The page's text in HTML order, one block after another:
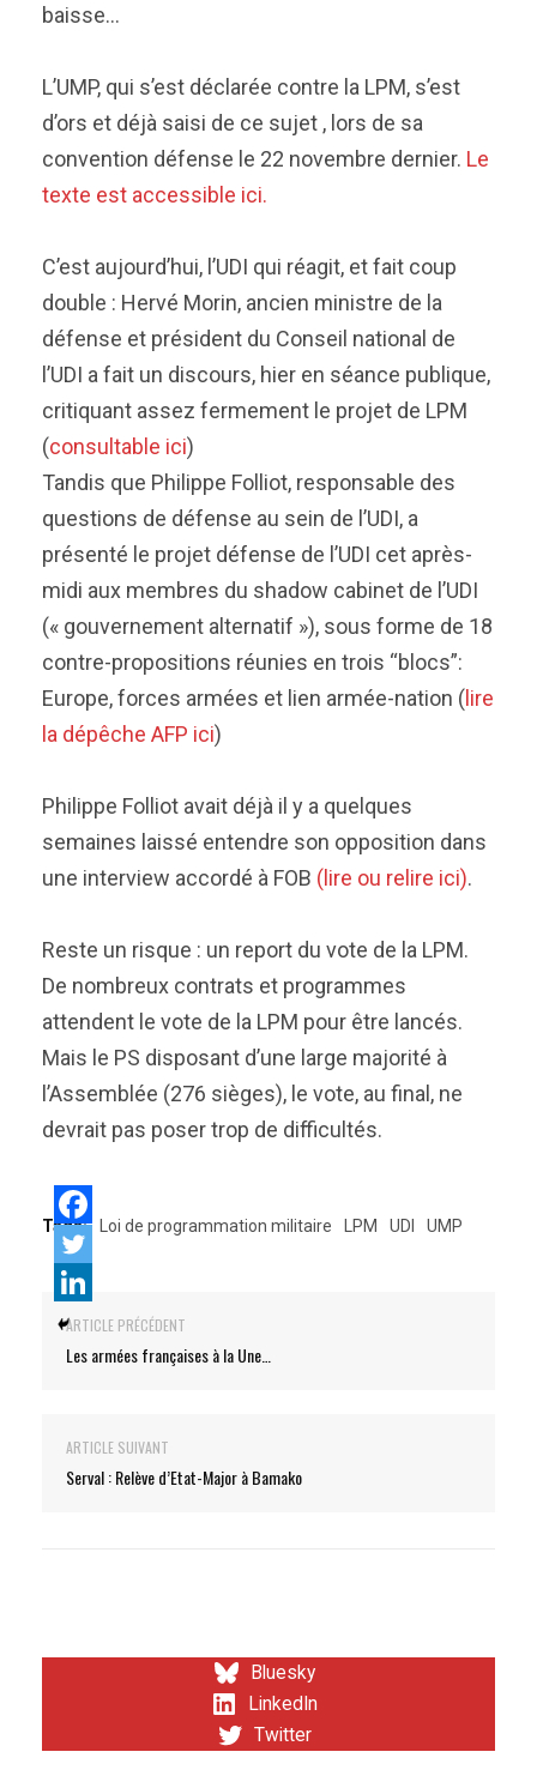
baisse…
L’UMP, qui s’est déclarée contre la LPM, s’est
d’ors et déjà saisi de ce sujet , lors de sa
convention défense le 22 novembre dernier. Le
texte est accessible ici.
C’est aujourd’hui, l’UDI qui réagit, et fait coup
double : Hervé Morin, ancien ministre de la
défense et président du Conseil national de
l’UDI a fait un discours, hier en séance publique,
critiquant assez fermement le projet de LPM
(consultable ici)
Tandis que Philippe Folliot, responsable des
questions de défense au sein de l’UDI, a
présenté le projet défense de l’UDI cet après-
midi aux membres du shadow cabinet de l’UDI
(« gouvernement alternatif »), sous forme de 18
contre-propositions réunies en trois “blocs”:
Europe, forces armées et lien armée-nation ( lire
la dépêche AFP ici)
Philippe Folliot avait déjà il y a quelques
semaines laissé entendre son opposition dans
une interview accordé à FOB (lire ou relire ici).
Reste un risque : un report du vote de la LPM.
De nombreux contrats et programmes
attendent le vote de la LPM pour être lancés.
Mais le PS disposant d’une large majorité à
l’Assemblée (276 sièges), le vote, au final, ne
devrait pas poser trop de difficultés.
Tags: Loi de programmation militaire LPM UDI UMP
ARTICLE PRÉCÉDENT
Les armées françaises à la Une…
ARTICLE SUIVANT
Serval : Relève d’Etat-Major à Bamako
Bluesky
LinkedIn
Twitter